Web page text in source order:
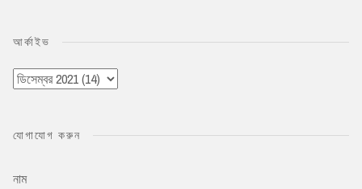
আর্কাইভ
যোগাযোগ করুন
নাম